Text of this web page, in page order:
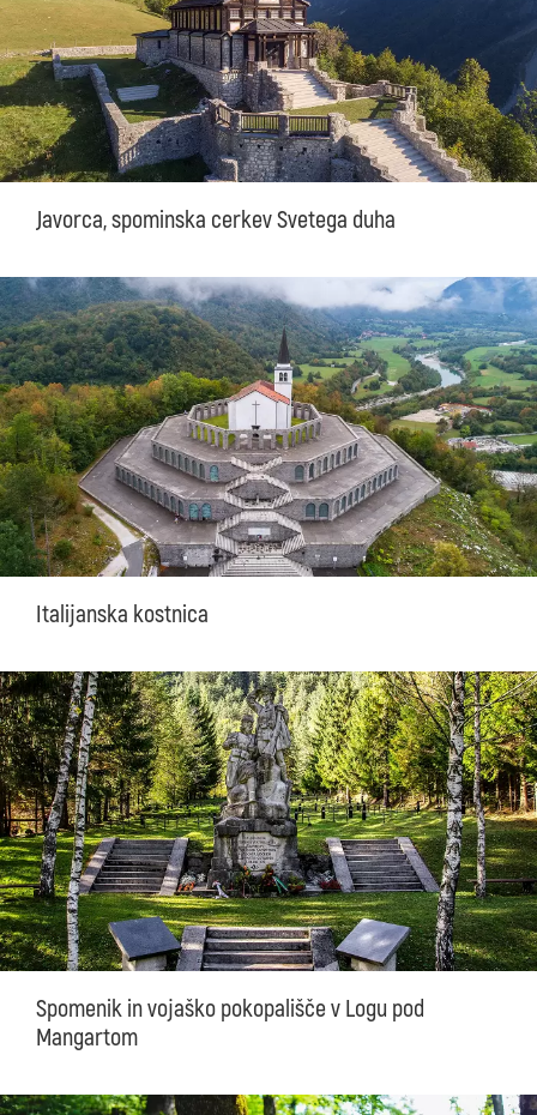
Javorca, spominska cerkev Svetega duha
Italijanska kostnica
Spomenik in vojaško pokopališče v Logu pod
Mangartom